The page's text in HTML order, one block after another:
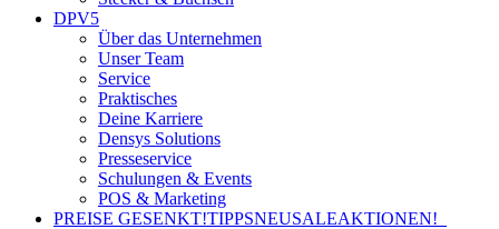
DPV5
Über das Unternehmen
Unser Team
Service
Praktisches
Deine Karriere
Densys Solutions
Presseservice
Schulungen & Events
POS & Marketing
PREISE GESENKT!TIPPSNEUSALEAKTIONEN!